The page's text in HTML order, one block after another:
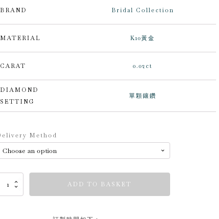
BRAND Bridal Collection
MATERIAL K10黃金
CARAT 0.02ct
DIAMOND
SETTING
單顆鑲鑽
Method
ADD TO BASKET